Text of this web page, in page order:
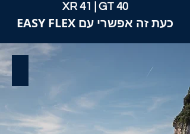
XR 41 | GT 40
כעת זה אפשרי עם EASY FLEX